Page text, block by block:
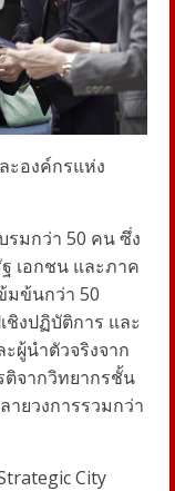
ะองค์กรแห่ง
รมกว่า 50 คน ซึ่ง
เอกชน และภาค
มข้นกว่า 50
ชิงปฏิบัติการ และ
ผู้นำตัวจริงจาก
ติจากวิทยากรชั้น
ยวงการรวมกว่า
City